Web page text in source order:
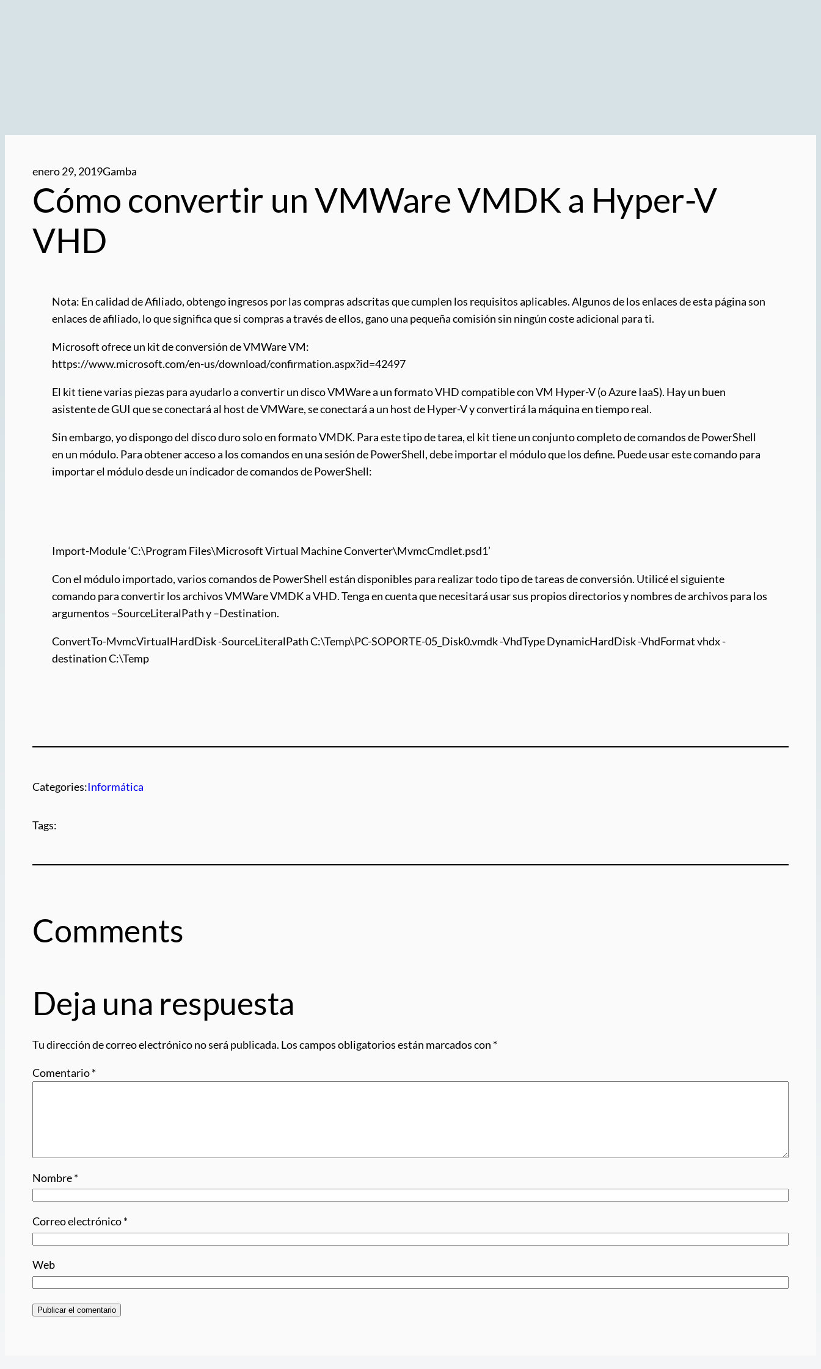
enero 29, 2019Gamba
Cómo convertir un VMWare VMDK a Hyper-V
VHD
Nota: En calidad de Afiliado, obtengo ingresos por las compras adscritas que cumplen los requisitos aplicables. Algunos de los enlaces de esta página son
enlaces de afiliado, lo que significa que si compras a través de ellos, gano una pequeña comisión sin ningún coste adicional para ti.
Microsoft ofrece un kit de conversión de VMWare VM:
https://www.microsoft.com/en-us/download/confirmation.aspx?id=42497
El kit tiene varias piezas para ayudarlo a convertir un disco VMWare a un formato VHD compatible con VM Hyper-V (o Azure IaaS). Hay un buen
asistente de GUI que se conectará al host de VMWare, se conectará a un host de Hyper-V y convertirá la máquina en tiempo real.
Sin embargo, yo dispongo del disco duro solo en formato VMDK. Para este tipo de tarea, el kit tiene un conjunto completo de comandos de PowerShell
en un módulo. Para obtener acceso a los comandos en una sesión de PowerShell, debe importar el módulo que los define. Puede usar este comando para
importar el módulo desde un indicador de comandos de PowerShell:
Import-Module ‘C:\Program Files\Microsoft Virtual Machine Converter\MvmcCmdlet.psd1’
Con el módulo importado, varios comandos de PowerShell están disponibles para realizar todo tipo de tareas de conversión. Utilicé el siguiente
comando para convertir los archivos VMWare VMDK a VHD. Tenga en cuenta que necesitará usar sus propios directorios y nombres de archivos para los
argumentos –SourceLiteralPath y –Destination.
ConvertTo-MvmcVirtualHardDisk -SourceLiteralPath C:\Temp\PC-SOPORTE-05_Disk0.vmdk -VhdType DynamicHardDisk -VhdFormat vhdx -
destination C:\Temp
Categories:Informática
Tags:
Comments
Deja una respuesta
Tu dirección de correo electrónico no será publicada. Los campos obligatorios están marcados con *
Comentario*
Nombre*
Correo electrónico*
Web